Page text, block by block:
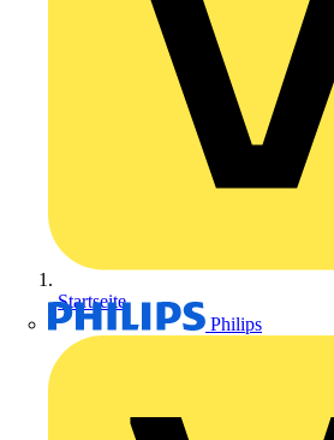
Philips
Startseite